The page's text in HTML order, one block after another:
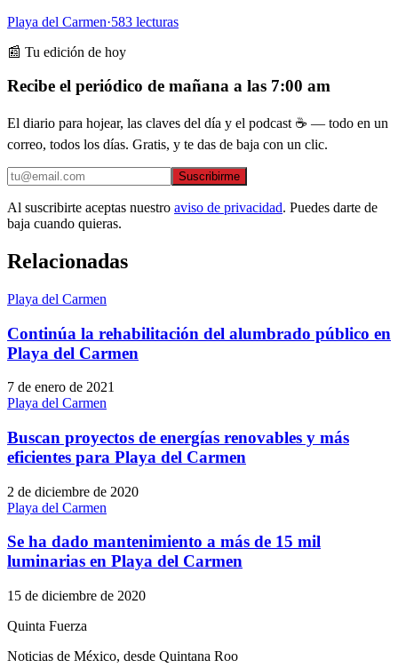
Playa del Carmen·583 lecturas
📰 Tu edición de hoy
Recibe el periódico de mañana a las 7:00 am
El diario para hojear, las claves del día y el podcast ☕ — todo en un
correo, todos los días. Gratis, y te das de baja con un clic.
Suscribirme
Al suscribirte aceptas nuestro aviso de privacidad. Puedes darte de
baja cuando quieras.
Relacionadas
Playa del Carmen
Continúa la rehabilitación del alumbrado público en
Playa del Carmen
7 de enero de 2021
Playa del Carmen
Buscan proyectos de energías renovables y más
eficientes para Playa del Carmen
2 de diciembre de 2020
Playa del Carmen
Se ha dado mantenimiento a más de 15 mil
luminarias en Playa del Carmen
15 de diciembre de 2020
Quinta Fuerza
Noticias de México, desde Quintana Roo